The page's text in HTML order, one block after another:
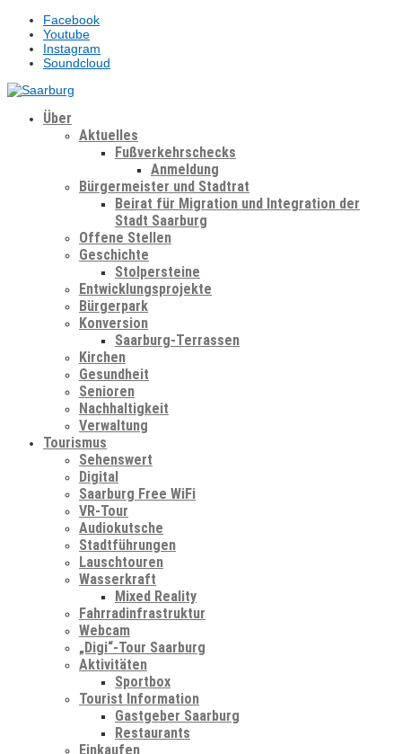
Facebook
Youtube
Instagram
Soundcloud
Über
Aktuelles
Fußverkehrschecks
Anmeldung
Bürgermeister und Stadtrat
Beirat für Migration und Integration der
Stadt Saarburg
Offene Stellen
Geschichte
Stolpersteine
Entwicklungsprojekte
Bürgerpark
Konversion
Saarburg-Terrassen
Kirchen
Gesundheit
Senioren
Nachhaltigkeit
Verwaltung
Tourismus
Sehenswert
Digital
Saarburg Free WiFi
VR-Tour
Audiokutsche
Stadtführungen
Lauschtouren
Wasserkraft
Mixed Reality
Fahrradinfrastruktur
Webcam
„Digi“-Tour Saarburg
Aktivitäten
Sportbox
Tourist Information
Gastgeber Saarburg
Restaurants
Einkaufen